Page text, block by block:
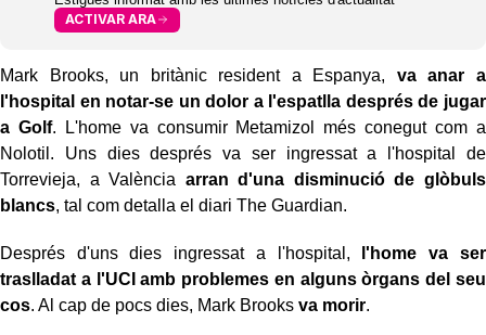
ACTIVAR ARA
Mark Brooks, un britànic resident a Espanya, va anar a
l'hospital en notar-se un dolor a l'espatlla després de jugar
a Golf. L'home va consumir Metamizol més conegut com a
Nolotil. Uns dies després va ser ingressat a l'hospital de
Torrevieja, a València arran d'una disminució de glòbuls
blancs, tal com detalla el diari The Guardian.
Després d'uns dies ingressat a l'hospital, l'home va ser
traslladat a l'UCI amb problemes en alguns òrgans del seu
cos. Al cap de pocs dies, Mark Brooks va morir.